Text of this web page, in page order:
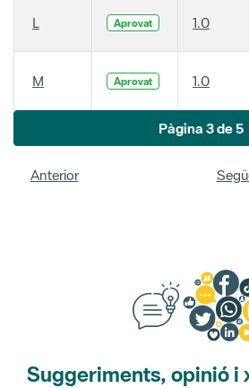
L Aprovat 1.0
M Aprovat 1.0
Pàgina 3 de 5
Anterior
Suggeriments, opinió i